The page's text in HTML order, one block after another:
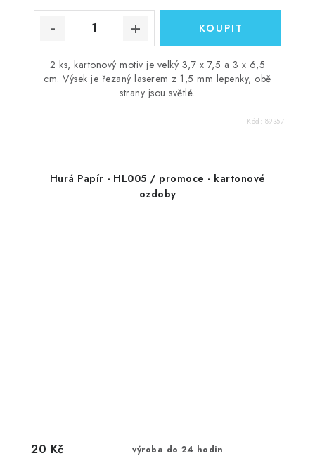
2 ks, kartonový motiv je velký 3,7 x 7,5 a 3 x 6,5
cm. Výsek je řezaný laserem z 1,5 mm lepenky, obě
strany jsou světlé.
Kód: 89357
Hurá Papír - HL005 / promoce - kartonové
ozdoby
výroba do 24 hodin
20 Kč